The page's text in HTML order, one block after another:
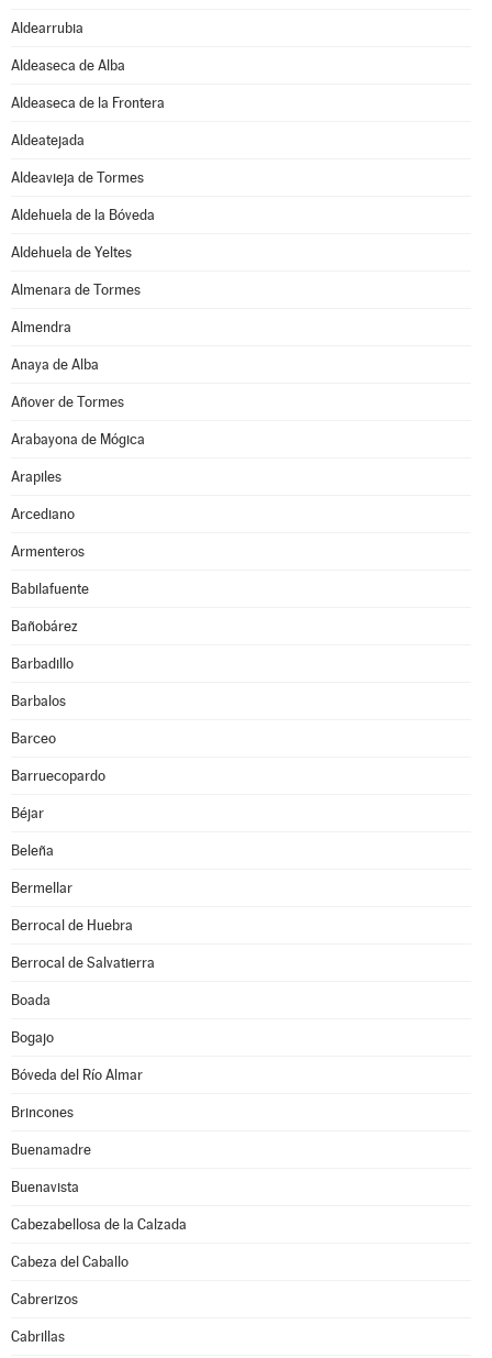
Aldearrubia
Aldeaseca de Alba
Aldeaseca de la Frontera
Aldeatejada
Aldeavieja de Tormes
Aldehuela de la Bóveda
Aldehuela de Yeltes
Almenara de Tormes
Almendra
Anaya de Alba
Añover de Tormes
Arabayona de Mógica
Arapiles
Arcediano
Armenteros
Babilafuente
Bañobárez
Barbadillo
Barbalos
Barceo
Barruecopardo
Béjar
Beleña
Bermellar
Berrocal de Huebra
Berrocal de Salvatierra
Boada
Bogajo
Bóveda del Río Almar
Brincones
Buenamadre
Buenavista
Cabezabellosa de la Calzada
Cabeza del Caballo
Cabrerizos
Cabrillas